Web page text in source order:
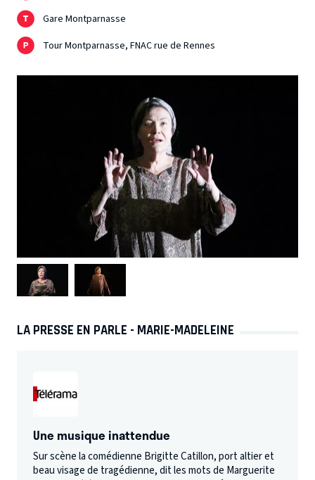
Gare Montparnasse
Tour Montparnasse, FNAC rue de Rennes
LA PRESSE EN PARLE - MARIE-MADELEINE
Une musique inattendue
Sur scène la comédienne Brigitte Catillon, port altier et
beau visage de tragédienne, dit les mots de Marguerite